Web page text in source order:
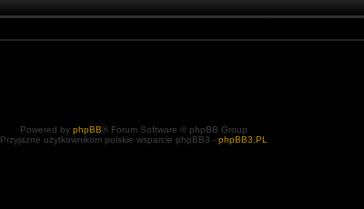
Powered by phpBB® Forum Software © phpBB Group
Przyjazne użytkownikom polskie wsparcie phpBB3 - phpBB3.PL